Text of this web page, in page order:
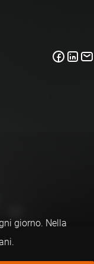
giorno. Nella